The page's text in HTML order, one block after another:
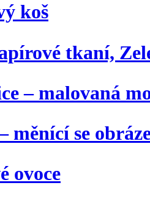
koš
tkaní,
– malovaná
měnící se
ovoce